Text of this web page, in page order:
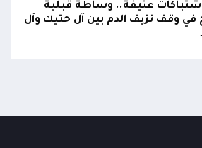
عنيفة.. وساطة قبلية
في وقف نزيف الدم بين آل حتيك وآل